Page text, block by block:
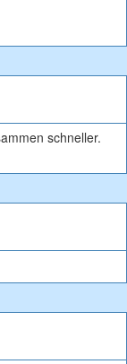
schneller.